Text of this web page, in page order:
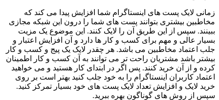
زمانی لایک پست‌ های اینستاگرام شما افزایش پیدا می‌ کند که
مخاطبین بیشتری بتوانند پست‌ های شما را درون این شبکه مجازی
ببینند. سپس از این طریق آن را لایک کنند. این موضوع یک مزیت
بسیار عالی و مهم برای کسب و کار ها دارد و آن افزایش اعتبار و
جلب اعتماد مخاطبین می‌ باشد. هر چقدر لایک یک پیج و کسب و کار
بیشتر باشد مشتریان راحت‌ تر می‌ توانند به آن کسب و کار اطمینان
کرده و از آن خرید کنند. پس اگر در ابتدای کار هستید و می‌ خواهید
اعتماد کاربران اینستاگرام را به خود جلب کنید بهتر است بر روی
خرید لایک و افزایش تعداد لایک پست‌ های خود بسیار تمرکز کنید.
سپس از روش‌ های گوناگون بهره ببرید.